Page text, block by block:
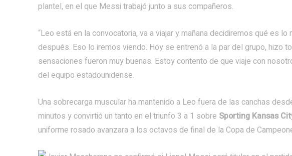
plantel, en el que Messi trabajó junto a sus compañeros.
“Leo está en la convocatoria, va a viajar y mañana decidiremos qué es
después. Eso lo iremos viendo. Hoy se entrenó a la par del grupo, hizo
sensaciones fueron muy buenas. Estoy contento de que viaje con
del equipo estadounidense.
Una sobrecarga muscular ha mantenido a Leo fuera de las canchas
minutos y convirtió un tanto en el triunfo 3 a 1 sobre Sporting Kansas
uniforme rosado avanzara a los octavos de final de la Copa de